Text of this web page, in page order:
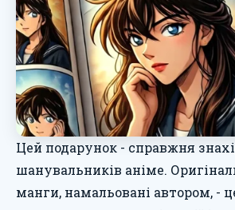
Цей подарунок - справжня
шанувальників аніме.
манги, намальовані автором, -